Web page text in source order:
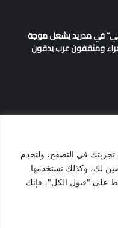
في التصفح، ولتخدم
لك، وكذلك نستخدمها
على "قبول الكل"، فإنك
في مدريد يشعل موجة
ومثقفون عرب يدقون
الاشتراكي الإسباني
إلى إسبانيا برشلونة